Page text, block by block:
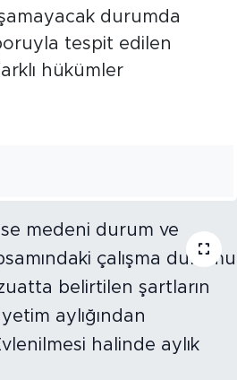
durumda
tespit edilen
hükümler